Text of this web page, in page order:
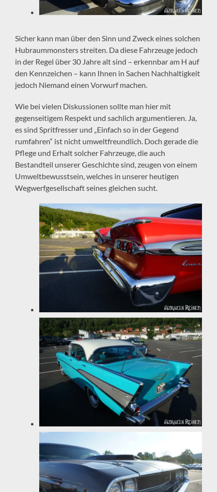
Sicher kann man über den Sinn und Zweck eines solchen
Hubraummonsters streiten. Da diese Fahrzeuge jedoch
in der Regel über 30 Jahre alt sind – erkennbar am H auf
den Kennzeichen – kann Ihnen in Sachen Nachhaltigkeit
jedoch Niemand einen Vorwurf machen.
Wie bei vielen Diskussionen sollte man hier mit
gegenseitigem Respekt und sachlich argumentieren. Ja,
es sind Spritfresser und „Einfach so in der Gegend
rumfahren“ ist nicht umweltfreundlich. Doch gerade die
Pflege und Erhalt solcher Fahrzeuge, die auch
Bestandteil unserer Geschichte sind, zeugen von einem
Umweltbewusstsein, welches in unserer heutigen
Wegwerfgesellschaft seines gleichen sucht.